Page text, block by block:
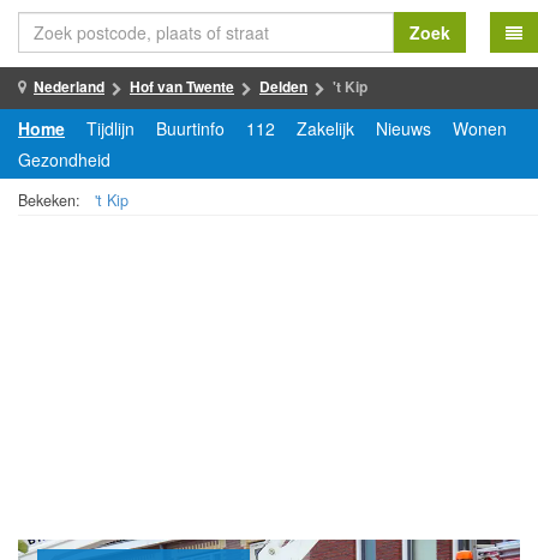
Zoek
Nederland Hof van Twente Delden 't Kip
Home Tijdlijn Buurtinfo 112 Zakelijk Nieuws
Wonen
Gezondheid
Bekeken: 't Kip